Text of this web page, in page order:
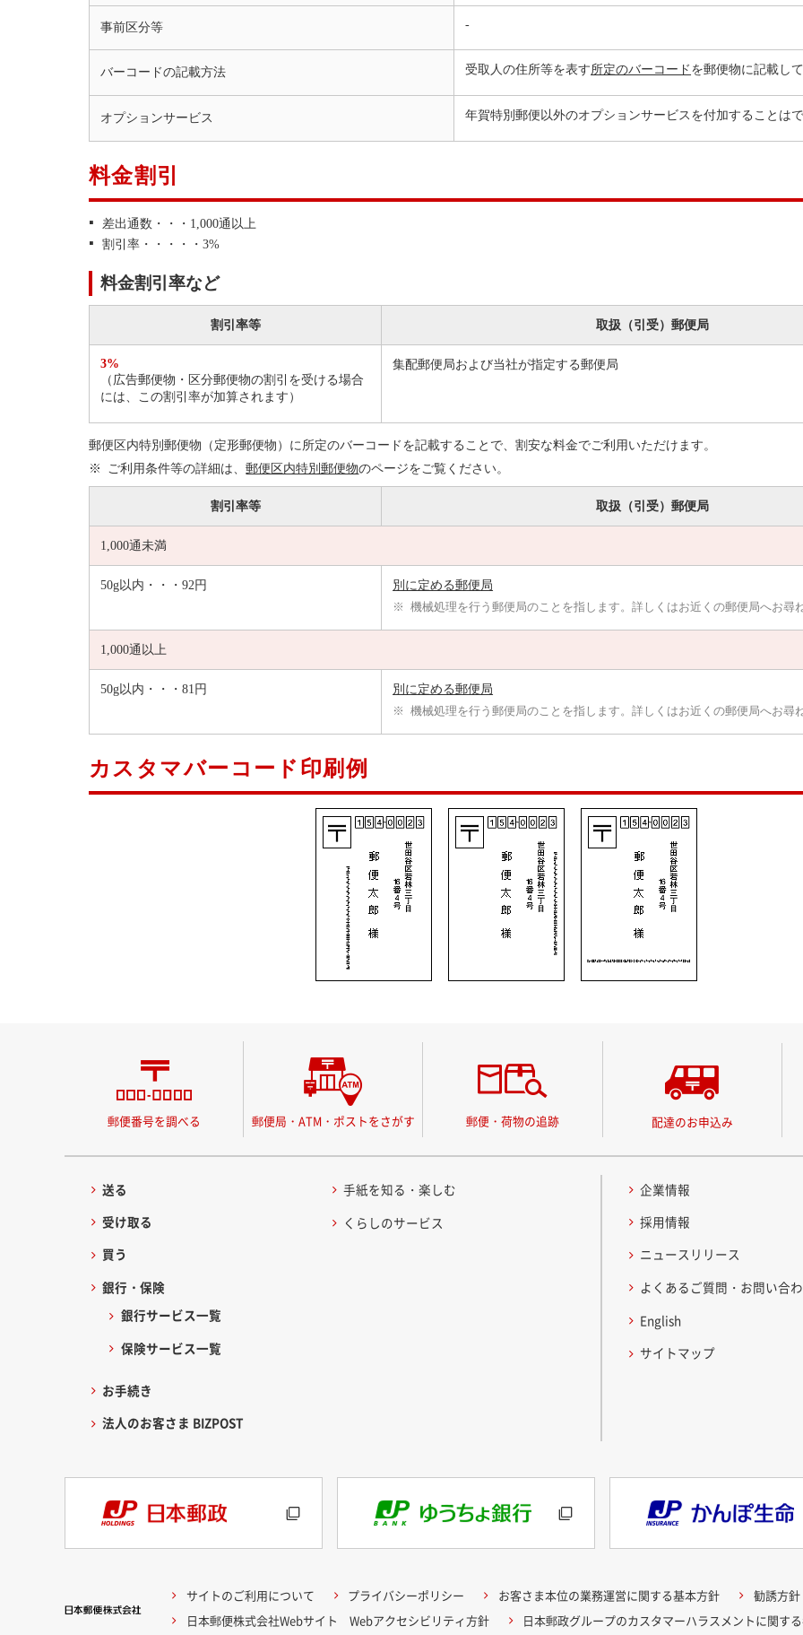
事前区分等 -
バーコードの記載方法 受取人の住所等を表す所定のバーコードを郵便物に記載し
オプションサービス 年賀特別郵便以外のオプションサービスを付加することはで
料金割引
差出通数・・・1,000通以上
割引率・・・・・3%
料金割引率など
割引率等 取扱（引受）郵便局
3%
（広告郵便物・区分郵便物の割引を受ける場合
には、この割引率が加算されます）
集配郵便局および当社が指定する郵便局
郵便区内特別郵便物（定形郵便物）に所定のバーコードを記載することで、割安な料金でご利用いただけます。
ご利用条件等の詳細は、郵便区内特別郵便物のページをご覧ください。
割引率等 取扱（引受）郵便局
1,000通未満
50g以内・・・92円 別に定める郵便局
機械処理を行う郵便局のことを指します。詳しくはお近くの郵便局へお尋
1,000通以上
50g以内・・・81円 別に定める郵便局
機械処理を行う郵便局のことを指します。詳しくはお近くの郵便局へお尋
カスタマバーコード印刷例
郵便番号を調べる 郵便局・ATM・ポストをさがす 郵便・荷物の追跡 配達のお申込み
送る
受け取る
買う
銀行・保険
銀行サービス一覧
保険サービス一覧
お手続き
法人のお客さま BIZPOST
手紙を知る・楽しむ
くらしのサービス
企業情報
採用情報
ニュースリリース
よくあるご質問・お問い合
English
サイトマップ
サイトのご利用について プライバシーポリシー お客さま本位の業務運営に関する基本方針
勧誘方針
日本郵便株式会社Webサイト Webアクセシビリティ方針
日本郵政グループのカスタマーハラスメントに関す